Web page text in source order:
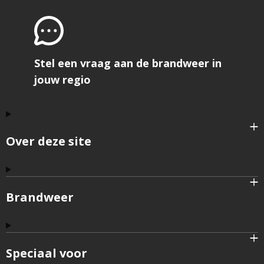
Over deze site
Brandweer
Speciaal voor
Stel een vraag aan de brandweer in
jouw regio